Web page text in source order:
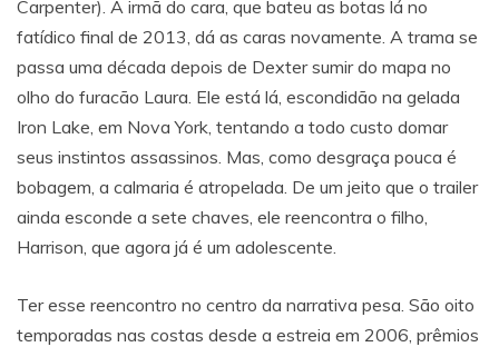
Carpenter). A irmã do cara, que bateu as botas lá no
fatídico final de 2013, dá as caras novamente. A trama se
passa uma década depois de Dexter sumir do mapa no
olho do furacão Laura. Ele está lá, escondidão na gelada
Iron Lake, em Nova York, tentando a todo custo domar
seus instintos assassinos. Mas, como desgraça pouca é
bobagem, a calmaria é atropelada. De um jeito que o trailer
ainda esconde a sete chaves, ele reencontra o filho,
Harrison, que agora já é um adolescente.
Ter esse reencontro no centro da narrativa pesa. São oito
temporadas nas costas desde a estreia em 2006, prêmios